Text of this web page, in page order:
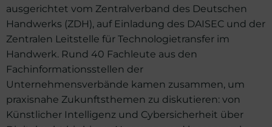
ausgerichtet vom Zentralverband des Deutschen
Handwerks (ZDH), auf Einladung des DAISEC und der
Zentralen Leitstelle für Technologietransfer im
Handwerk. Rund 40 Fachleute aus den
Fachinformationsstellen der
Unternehmensverbände kamen zusammen, um
praxisnahe Zukunftsthemen zu diskutieren: von
Künstlicher Intelligenz und Cybersicherheit über